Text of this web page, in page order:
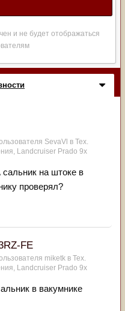
и не будет отображаться
SevaVl в Тех.
Landсruiser Prado 9x
на штоке в
проверял?
FE
miketk в Тех.
Landсruiser Prado 9x
в вакумнике